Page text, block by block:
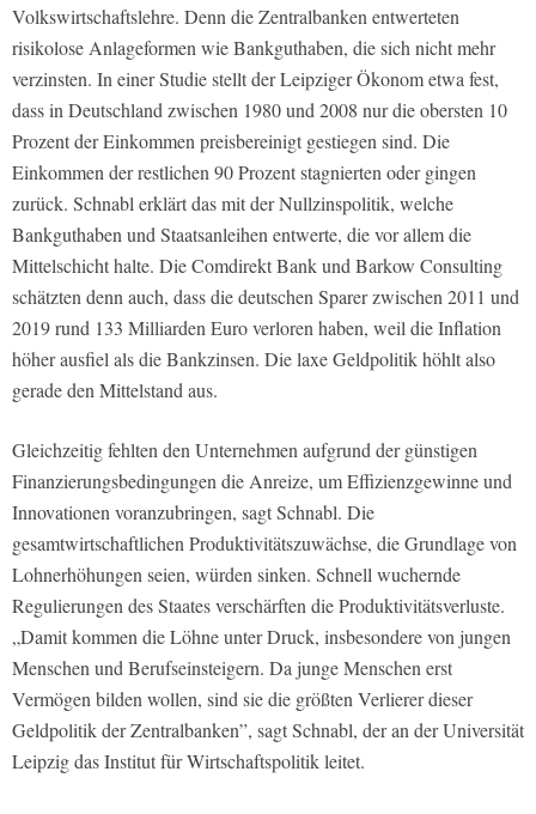
Volkswirtschaftslehre. Denn die Zentralbanken entwerteten
risikolose Anlageformen wie Bankguthaben, die sich nicht mehr
verzinsten. In einer Studie stellt der Leipziger Ökonom etwa fest,
dass in Deutschland zwischen 1980 und 2008 nur die obersten 10
Prozent der Einkommen preisbereinigt gestiegen sind. Die
Einkommen der restlichen 90 Prozent stagnierten oder gingen
zurück. Schnabl erklärt das mit der Nullzinspolitik, welche
Bankguthaben und Staatsanleihen entwerte, die vor allem die
Mittelschicht halte. Die Comdirekt Bank und Barkow Consulting
schätzten denn auch, dass die deutschen Sparer zwischen 2011 und
2019 rund 133 Milliarden Euro verloren haben, weil die Inflation
höher ausfiel als die Bankzinsen. Die laxe Geldpolitik höhlt also
gerade den Mittelstand aus.
Gleichzeitig fehlten den Unternehmen aufgrund der günstigen
Finanzierungsbedingungen die Anreize, um Effizienzgewinne und
Innovationen voranzubringen, sagt Schnabl. Die
gesamtwirtschaftlichen Produktivitätszuwächse, die Grundlage von
Lohnerhöhungen seien, würden sinken. Schnell wuchernde
Regulierungen des Staates verschärften die Produktivitätsverluste.
„Damit kommen die Löhne unter Druck, insbesondere von jungen
Menschen und Berufseinsteigern. Da junge Menschen erst
Vermögen bilden wollen, sind sie die größten Verlierer dieser
Geldpolitik der Zentralbanken”, sagt Schnabl, der an der Universität
Leipzig das Institut für Wirtschaftspolitik leitet.